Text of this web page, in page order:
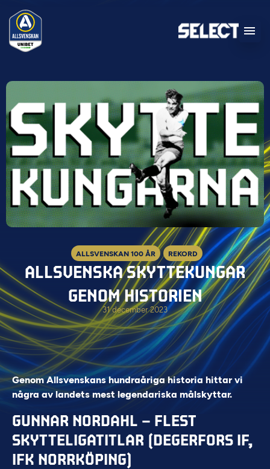
ALLSVENSKAN 100 ÅR REKORD
ALLSVENSKA SKYTTEKUNGAR
GENOM HISTORIEN
31 december 2023
Genom Allsvenskans hundraåriga historia hittar vi
några av landets mest legendariska målskyttar.
GUNNAR NORDAHL – FLEST
SKYTTELIGATITLAR (DEGERFORS IF,
IFK NORRKÖPING)